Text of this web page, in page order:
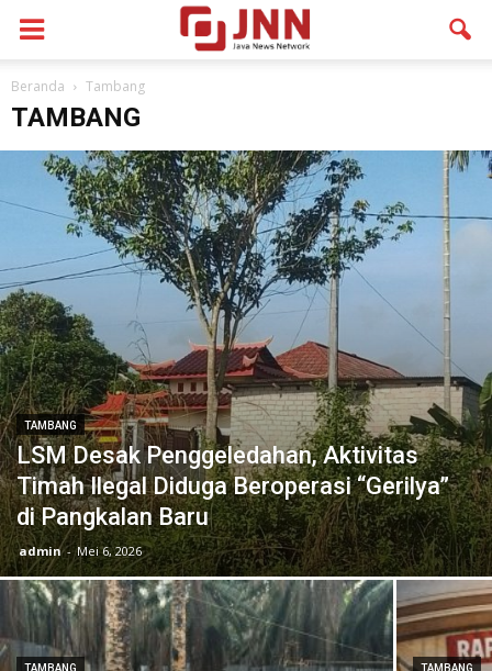
Beranda Tambang
TAMBANG
TAMBANG
LSM Desak Penggeledahan, Aktivitas
Timah Ilegal Diduga Beroperasi “Gerilya”
di Pangkalan Baru
admin - Mei 6, 2026
TAMBANG TAMBANG